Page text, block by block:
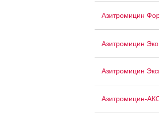
Азитромицин
Азитромицин
Азитромицин
Азитромицин-